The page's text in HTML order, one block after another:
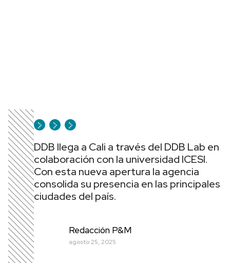
DDB llega a Cali a través del DDB Lab en
colaboración con la universidad ICESI.
Con esta nueva apertura la agencia
consolida su presencia en las principales
ciudades del país.
Redacción P&M
agosto 25, 2025